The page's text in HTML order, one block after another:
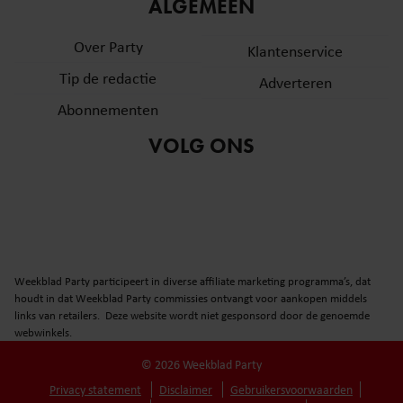
partners kunnen deze gegevens combineren met andere
verzameld op basis van uw gebruik van hun services. U
gaat akkoord met onze cookies als u onze website blijft
ALGEMEEN
Over Party
Tip de redactie
Abonnementen
Klantenservice
Adverteren
VOLG ONS
Weekblad Party participeert in diverse affiliate marketing programma’s, dat
houdt in dat Weekblad Party commissies ontvangt voor aankopen middels
links van retailers. Deze website wordt niet gesponsord door de genoemde
webwinkels.
© 2026 Weekblad Party
Privacy statement
Disclaimer
Gebruikersvoorwaarden